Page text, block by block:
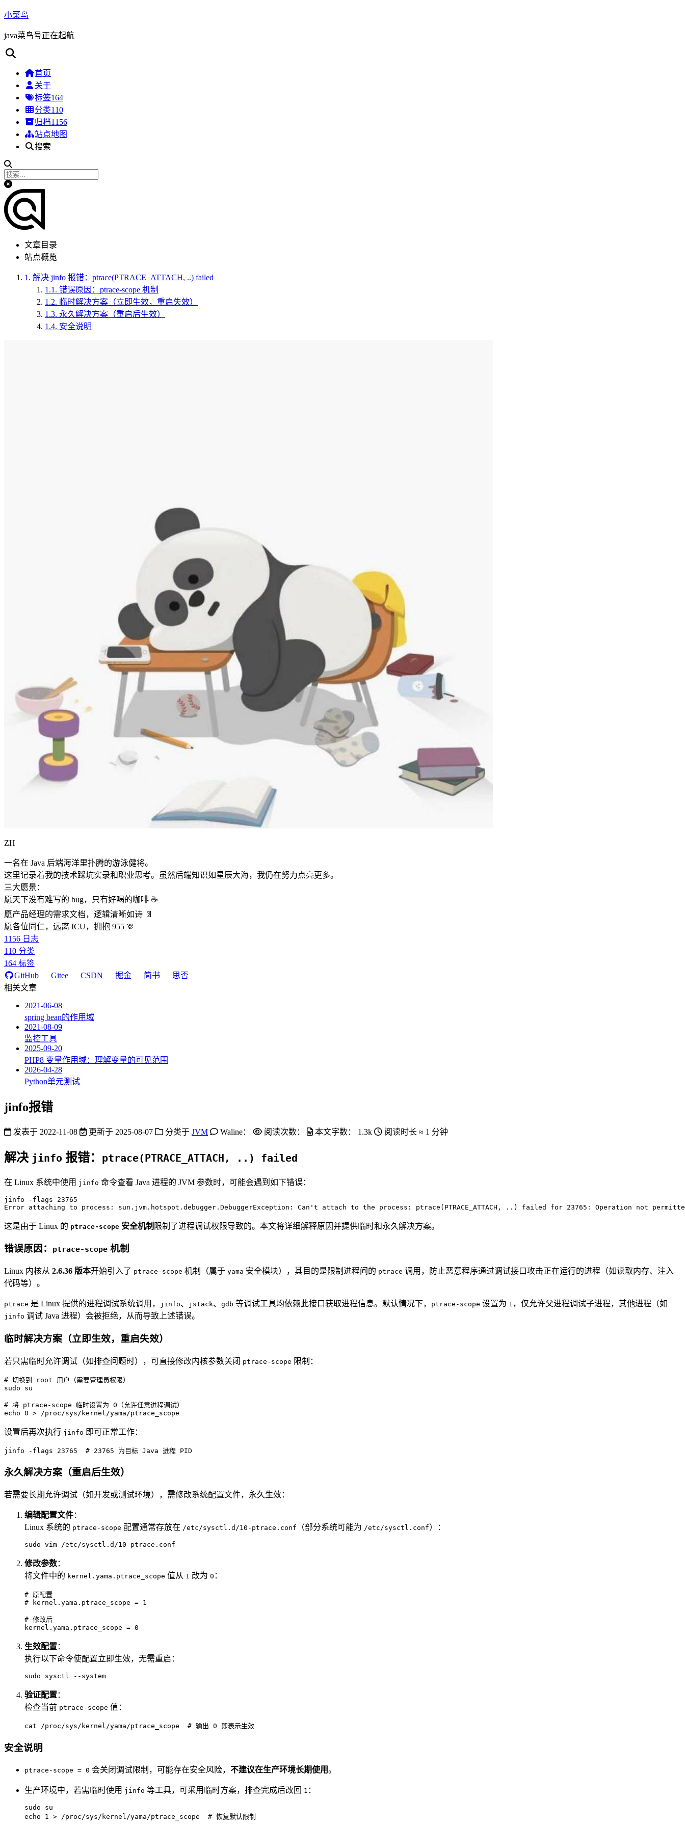
小菜鸟
java菜鸟号正在起航
首页
关于
标签164
分类110
归档1156
站点地图
搜索
文章目录
站点概览
1. 解决 jinfo 报错：ptrace(PTRACE_ATTACH, ..) failed
1.1. 错误原因：ptrace-scope 机制
1.2. 临时解决方案（立即生效，重启失效）
1.3. 永久解决方案（重启后生效）
1.4. 安全说明
ZH
一名在 Java 后端海洋里扑腾的游泳健将。
这里记录着我的技术踩坑实录和职业思考。虽然后端知识如星辰大海，我仍在努力点亮更多。
三大愿景：
愿天下没有难写的 bug，只有好喝的咖啡 ☕️
愿产品经理的需求文档，逻辑清晰如诗 📄
愿各位同仁，远离 ICU，拥抱 955 🫶
1156 日志
110 分类
164 标签
GitHub
Gitee CSDN 掘金 简书
思否
相关文章
2021-06-08
spring bean的作用域
2021-08-09
监控工具
2025-09-20
PHP8 变量作用域：理解变量的可见范围
2026-04-28
Python单元测试
jinfo报错
发表于 2022-11-08 更新于 2025-08-07 分类于 JVM Waline： 阅读次数： 本文字数： 1.3k 阅读时长 ≈ 1 分钟
解决 jinfo 报错： ptrace(PTRACE_ATTACH, ..) failed
在 Linux 系统中使用 jinfo 命令查看 Java 进程的 JVM 参数时，可能会遇到如下错误：
jinfo -flags 23765
Error attaching to process: sun.jvm.hotspot.debugger.DebuggerException: Can't attach to the process: ptrace(PTRACE_ATTACH, ..) failed for 23765: Operation not
这是由于 Linux 的 ptrace-scope 安全机制 限制了进程调试权限导致的。本文将详细解释原因并提供临时和永久解决方案。
错误原因： ptrace-scope 机制
Linux 内核从 2.6.36 版本开始引入了 ptrace-scope 机制（属于 yama 安全模块），其目的是限制进程间的 ptrace 调用，防止恶意程序通过调试接口攻击正在运行的进程（如读取内存、注入
代码等）。
ptrace 是 Linux 提供的进程调试系统调用， jinfo、 jstack、 gdb 等调试工具均依赖此接口获取进程信息。默认情况下， ptrace-scope 设置为 1 ，仅允许父进程调试子进程，其他进程（如
jinfo 调试 Java 进程）会被拒绝，从而导致上述错误。
临时解决方案（立即生效，重启失效）
若只需临时允许调试（如排查问题时），可直接修改内核参数关闭 ptrace-scope 限制：
# 切换到 root 用户（需要管理员权限）
# 将 ptrace-scope 临时设置为 0（允许任意进程调试）
echo 0 > /proc/sys/kernel/yama/ptrace_scope
设置后再次执行 jinfo 即可正常工作：
jinfo -flags 23765  # 23765 为目标 Java 进程 PID
永久解决方案（重启后生效）
若需要长期允许调试（如开发或测试环境），需修改系统配置文件，永久生效：
编辑配置文件：
Linux 系统的 ptrace-scope 配置通常存放在 /etc/sysctl.d/10-ptrace.conf （部分系统可能为 /etc/sysctl.conf）：
sudo vim /etc/sysctl.d/10-ptrace.conf
修改参数：
将文件中的 kernel.yama.ptrace_scope 值从 1 改为 0 ：
# 原配置
# kernel.yama.ptrace_scope = 1
# 修改后
kernel.yama.ptrace_scope = 0
生效配置：
执行以下命令使配置立即生效，无需重启：
sudo sysctl --system
验证配置：
检查当前 ptrace-scope 值：
cat /proc/sys/kernel/yama/ptrace_scope  # 输出 0 即表示生效
安全说明
ptrace-scope = 0 会关闭调试限制，可能存在安全风险， 不建议在生产环境长期使用。
生产环境中，若需临时使用 jinfo 等工具，可采用临时方案，排查完成后改回 1 ：
sudo su
echo 1 > /proc/sys/kernel/yama/ptrace_scope  # 恢复默认限制